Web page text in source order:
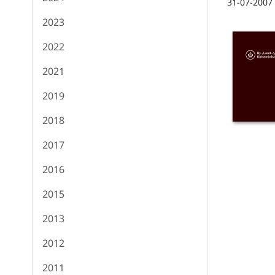
2023
2022
2021
2019
2018
2017
2016
2015
2013
2012
2011
31-07-2007